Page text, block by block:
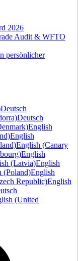
2026
Audit & WFTO
persönlicher
Deutsch
Deutsch
English
English
English (Canary
English
(Latvia)English
(Poland)English
Republic)English
(United